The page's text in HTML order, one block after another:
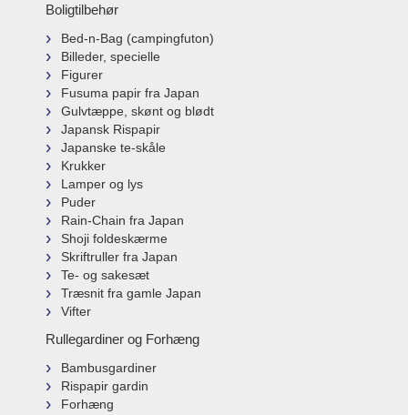
Boligtilbehør
Bed-n-Bag (campingfuton)
Billeder, specielle
Figurer
Fusuma papir fra Japan
Gulvtæppe, skønt og blødt
Japansk Rispapir
Japanske te-skåle
Krukker
Lamper og lys
Puder
Rain-Chain fra Japan
Shoji foldeskærme
Skriftruller fra Japan
Te- og sakesæt
Træsnit fra gamle Japan
Vifter
Rullegardiner og Forhæng
Bambusgardiner
Rispapir gardin
Forhæng